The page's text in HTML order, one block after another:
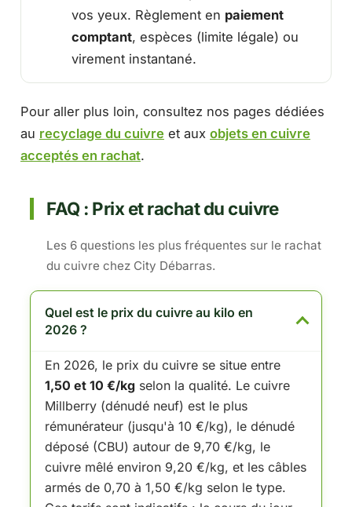
vos yeux. Règlement en paiement
comptant, espèces (limite légale) ou
virement instantané.
Pour aller plus loin, consultez nos pages dédiées
au recyclage du cuivre et aux objets en cuivre
acceptés en rachat.
FAQ : Prix et rachat du cuivre
Les 6 questions les plus fréquentes sur le rachat
du cuivre chez City Débarras.
Quel est le prix du cuivre au kilo en
2026 ?
En 2026, le prix du cuivre se situe entre
1,50 et 10 €/kg selon la qualité. Le cuivre
Millberry (dénudé neuf) est le plus
rémunérateur (jusqu'à 10 €/kg), le dénudé
déposé (CBU) autour de 9,70 €/kg, le
cuivre mêlé environ 9,20 €/kg, et les câbles
armés de 0,70 à 1,50 €/kg selon le type.